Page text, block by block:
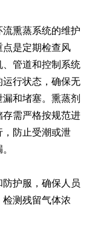
流熏蒸系统的维护
点是定期检查风
、管道和控制系统
运行状态，确保无
漏和堵塞。熏蒸剂
存需严格按规范进
，防止受潮或泄
护服，确保人员
测残留气体浓